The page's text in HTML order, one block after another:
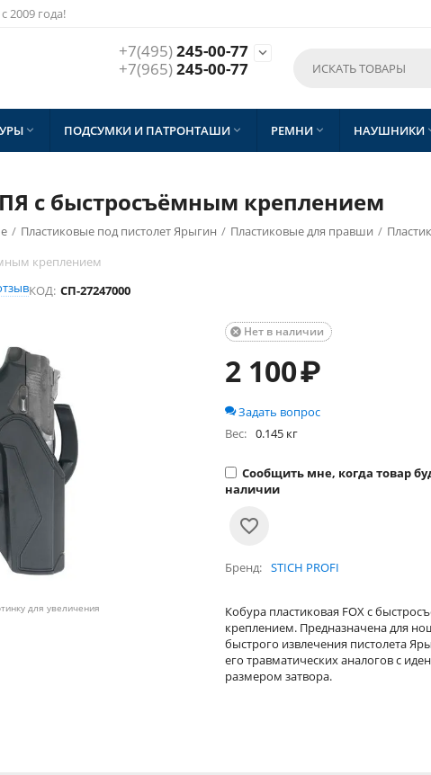
2009 года!
+7(495)245-00-77
+7(965)245-00-77

 ПОДСУМКИ И ПАТРОНТАШИ  РЕМНИ  НАУШНИКИ
ПЯ с быстросъёмным креплением
/ Пластиковые под пистолет Ярыгин / Пластиковые для правши /
креплением
КОД: СП-27247000
для увеличения
Нет в наличии

2 100₽
Задать вопрос
Вес: 0.145 кг
Сообщить мне, когда товар
наличии
Бренд STICH PROFI
Кобура пластиковая FOX с
креплением. Предназначена для
быстрого извлечения пистолета
его травматических аналогов с
размером затвора.